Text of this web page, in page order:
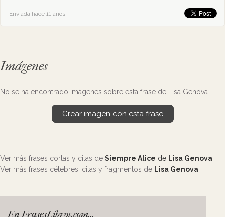
Enviada hace 11 años
Imágenes
No se ha encontrado imágenes sobre esta frase de Lisa Genova.
Crear imagen con esta frase
Ver más frases cortas y citas de Siempre Alice de Lisa Genova
Ver más frases célebres, citas y fragmentos de Lisa Genova
En FrasesLibros.com...